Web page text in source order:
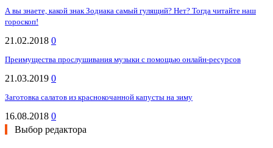
А вы знаете, какой знак Зодиака самый гулящий? Нет? Тогда читайте наш
гороскоп!
21.02.2018 0
Преимущества прослушивания музыки с помощью онлайн-ресурсов
21.03.2019 0
Заготовка салатов из краснокочанной капусты на зиму
16.08.2018 0
Выбор редактора